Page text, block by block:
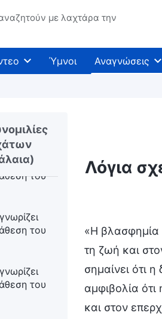
με λαχτάρα την
Ύμνοι Αναγνώσεις
του
του
του
του
του
του
Λόγια
«Η βλασφημία
τη ζωή και
σημαίνει ότι
αμφιβολία
και στον